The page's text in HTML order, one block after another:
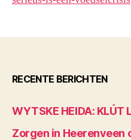
RECENTE BERICHTEN
WYTSKE HEIDA: KLÚT
Zorgen in Heerenveen